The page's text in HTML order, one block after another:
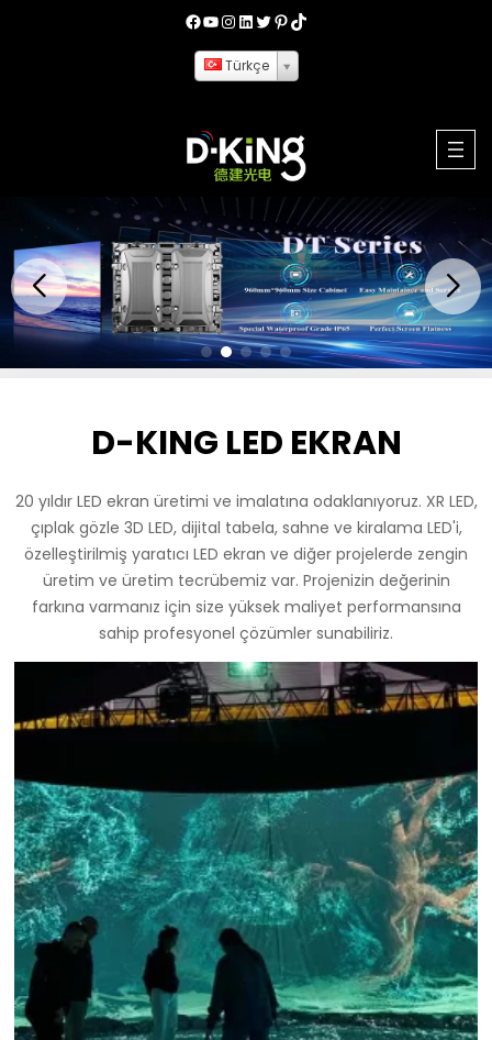
Türkçe
D-KING LED EKRAN
20 yıldır LED ekran üretimi ve imalatına odaklanıyoruz. XR LED,
çıplak gözle 3D LED, dijital tabela, sahne ve kiralama LED'i,
özelleştirilmiş yaratıcı LED ekran ve diğer projelerde zengin
üretim ve üretim tecrübemiz var. Projenizin değerinin
farkına varmanız için size yüksek maliyet performansına
sahip profesyonel çözümler sunabiliriz.